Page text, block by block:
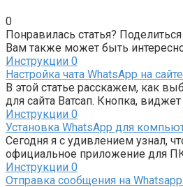
0
Понравилась статья?
Вам также может быть
Инструкции 0
Настройка чата WhatsApp на сайте
В этой статье расскажем, как
для сайта Ватсап. Кнопка, виджет
Инструкции 0
Установка WhatsApp для
Сегодня я с удивлением узнал,
официальное приложение для
Инструкции 0
Отправка сообщения на